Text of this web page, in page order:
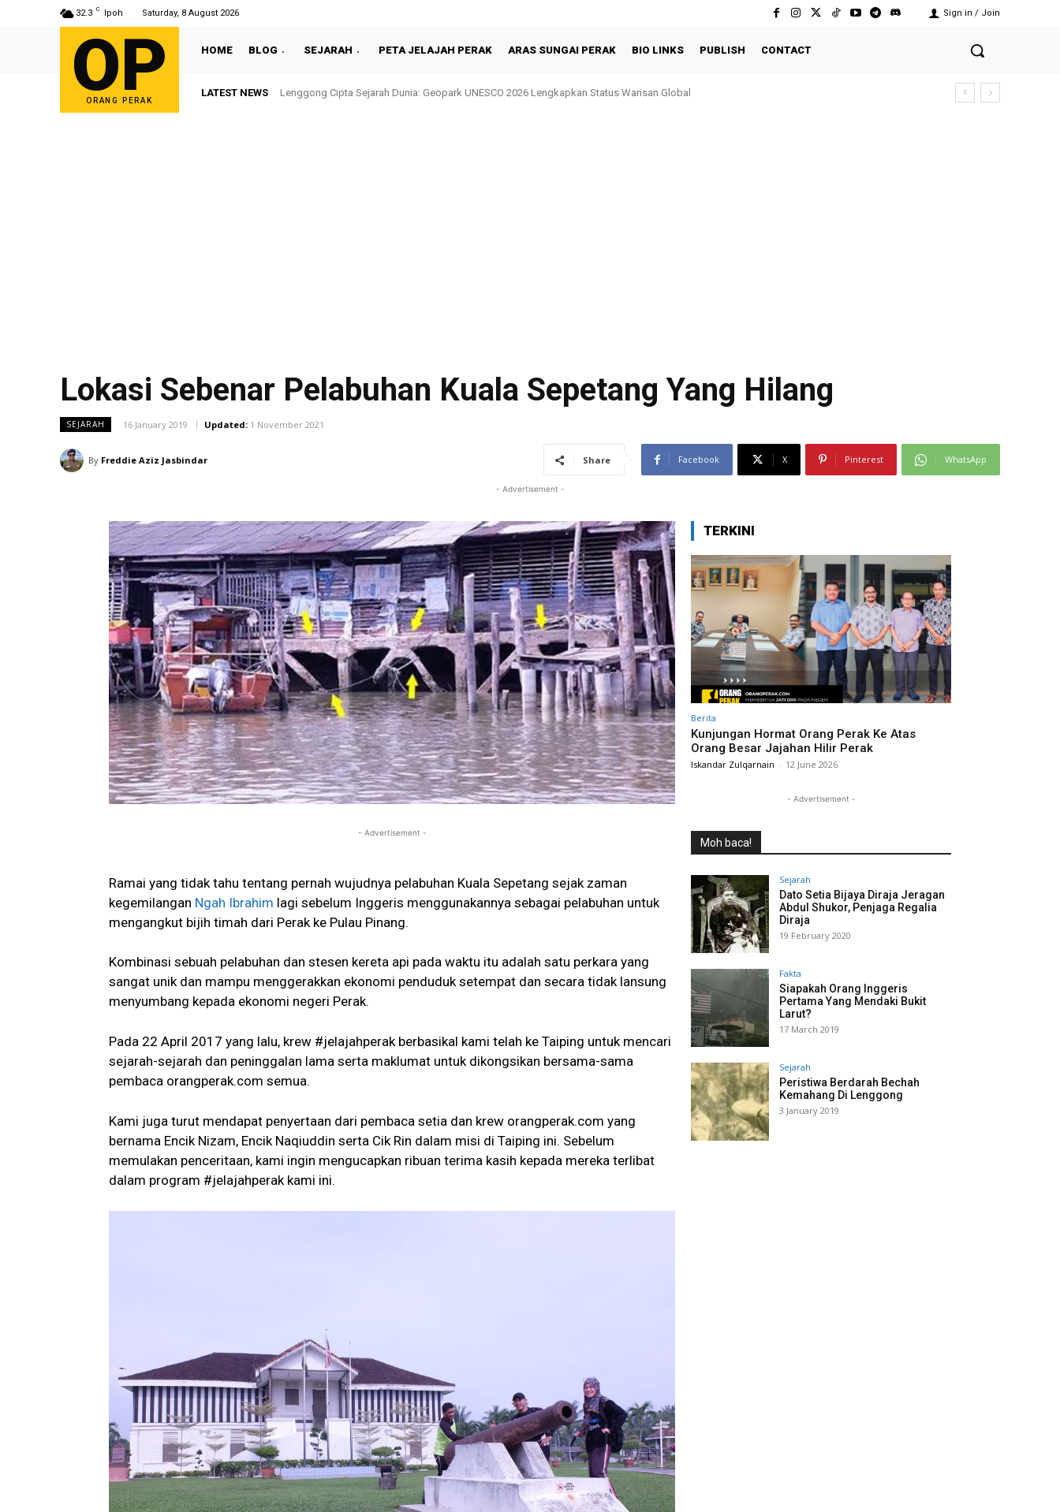
32.3 C Ipoh Saturday, 8 August 2026 Sign in / Join
OP
ORANG PERAK
HOME BLOG SEJARAH PETA JELAJAH PERAK ARAS SUNGAI PERAK BIO LINKS PUBLISH CONTACT
LATEST NEWS Sultan Nazrin Shah Berbuka Puasa Bersama Rakyat di Behrang Stesen
Lokasi Sebenar Pelabuhan Kuala Sepetang Yang Hilang
SEJARAH 16 January 2019 Updated: 1 November 2021
By Freddie Aziz Jasbindar Share Facebook X Pinterest WhatsApp
- Advertisement -
- Advertisement -
Ramai yang tidak tahu tentang pernah wujudnya pelabuhan Kuala Sepetang sejak zaman
kegemilangan Ngah Ibrahim lagi sebelum Inggeris menggunakannya sebagai pelabuhan untuk
mengangkut bijih timah dari Perak ke Pulau Pinang.
Kombinasi sebuah pelabuhan dan stesen kereta api pada waktu itu adalah satu perkara yang
sangat unik dan mampu menggerakkan ekonomi penduduk setempat dan secara tidak lansung
menyumbang kepada ekonomi negeri Perak.
Pada 22 April 2017 yang lalu, krew #jelajahperak berbasikal kami telah ke Taiping untuk mencari
sejarah-sejarah dan peninggalan lama serta maklumat untuk dikongsikan bersama-sama
pembaca orangperak.com semua.
Kami juga turut mendapat penyertaan dari pembaca setia dan krew orangperak.com yang
bernama Encik Nizam, Encik Naqiuddin serta Cik Rin dalam misi di Taiping ini. Sebelum
memulakan penceritaan, kami ingin mengucapkan ribuan terima kasih kepada mereka terlibat
dalam program #jelajahperak kami ini.
TERKINI
Berita
Kunjungan Hormat Orang Perak Ke Atas
Orang Besar Jajahan Hilir Perak
Iskandar Zulqarnain - 12 June 2026
- Advertisement -
Moh baca!
Sejarah
Dato Setia Bijaya Diraja Jeragan
Abdul Shukor, Penjaga Regalia
Diraja
19 February 2020
Fakta
Siapakah Orang Inggeris
Pertama Yang Mendaki Bukit
Larut?
17 March 2019
Sejarah
Peristiwa Berdarah Bechah
Kemahang Di Lenggong
3 January 2019